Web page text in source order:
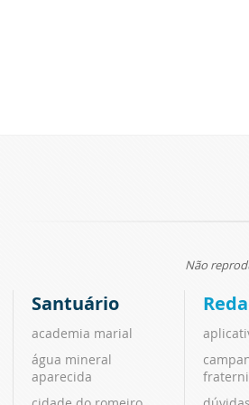
Não
Santuário
academia marial
água mineral
aparecida